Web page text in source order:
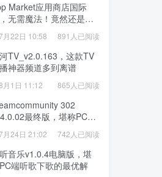
Market应用商店国际
无需魔法！竟然还是大
品？
月22日 10:58 891人已阅读
TV_v2.0.163，这款TV
神器频道多到离谱
月1日 11:12 865人已阅读
302
最终版，堪称PC玩
备的网络工具箱
月24日 21:02 742人已阅读
音乐v1.0.4电脑版，堪
端听歌下歌的最优解